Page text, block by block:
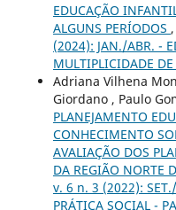
EDUCAÇÃO
ALGUNS PERÍODOS ,
(2024): JAN./ABR. -
MULTIPLICIDADE DE
Adriana Vilhena
Giordano , Paulo
PLANEJAMENTO
CONHECIMENTO
AVALIAÇÃO DOS
DA REGIÃO NORTE
v. 6 n. 3 (2022):
PRÁTICA SOCIAL -